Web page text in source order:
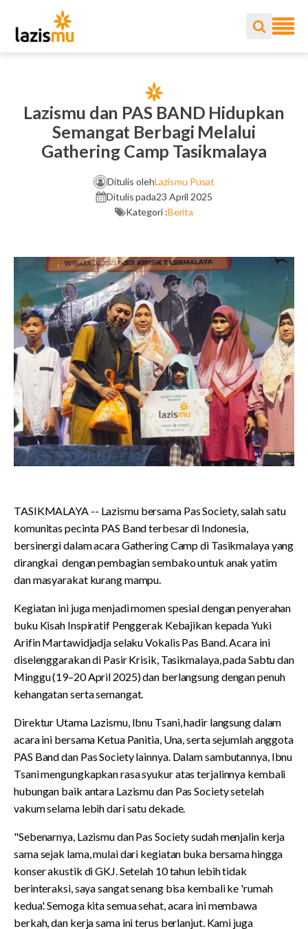
Lazismu dan PAS BAND Hidupkan
Semangat Berbagi Melalui
Gathering Camp Tasikmalaya
Ditulis olehLazismu Pusat
Ditulis pada23 April 2025
Kategori :Berita
TASIKMALAYA -- Lazismu bersama Pas Society, salah satu
komunitas pecinta PAS Band terbesar di Indonesia,
bersinergi dalam acara Gathering Camp di Tasikmalaya yang
dirangkai dengan pembagian sembako untuk anak yatim
dan masyarakat kurang mampu.
Kegiatan ini juga menjadi momen spesial dengan penyerahan
buku Kisah Inspiratif Penggerak Kebajikan kepada Yuki
Arifin Martawidjadja selaku Vokalis Pas Band. Acara ini
diselenggarakan di Pasir Krisik, Tasikmalaya, pada Sabtu dan
Minggu (19–20 April 2025) dan berlangsung dengan penuh
kehangatan serta semangat.
Direktur Utama Lazismu, Ibnu Tsani, hadir langsung dalam
acara ini bersama Ketua Panitia, Una, serta sejumlah anggota
PAS Band dan Pas Society lainnya. Dalam sambutannya, Ibnu
Tsani mengungkapkan rasa syukur atas terjalinnya kembali
hubungan baik antara Lazismu dan Pas Society setelah
vakum selama lebih dari satu dekade.
"Sebenarnya, Lazismu dan Pas Society sudah menjalin kerja
sama sejak lama, mulai dari kegiatan buka bersama hingga
konser akustik di GKJ. Setelah 10 tahun lebih tidak
berinteraksi, saya sangat senang bisa kembali ke 'rumah
kedua'. Semoga kita semua sehat, acara ini membawa
berkah, dan kerja sama ini terus berlanjut. Kami juga